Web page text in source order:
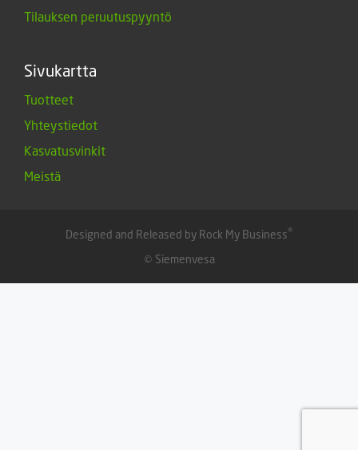
Tilauksen peruutuspyyntö
Sivukartta
Tuotteet
Yhteystiedot
Kasvatusvinkit
Meistä
Designed and Released by Rock My Business®
© Siemenvesa